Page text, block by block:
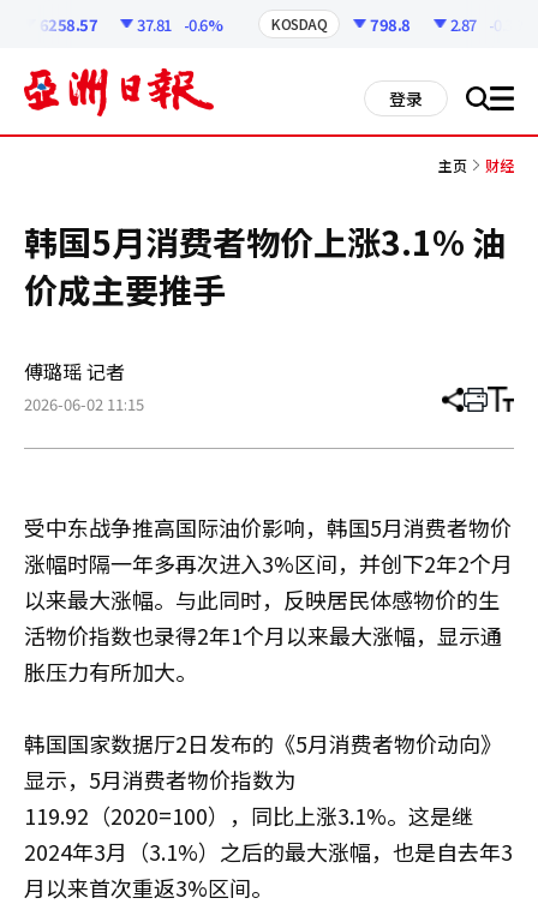
6258.57 37.81 -0.6% KOSDAQ 798.8 2.87 -0.36%
登录 搜 all
主页 财经
韩国5月消费者物价上涨3.1% 油
价成主要推手
傅璐瑶 记者
2026-06-02 11:15 分
章
打 调
小
受中东战争推高国际油价影响，韩国5月消费者物价
涨幅时隔一年多再次进入3%区间，并创下2年2个月
以来最大涨幅。与此同时，反映居民体感物价的生
活物价指数也录得2年1个月以来最大涨幅，显示通
胀压力有所加大。
韩国国家数据厅2日发布的《5月消费者物价动向》
显示，5月消费者物价指数为
119.92（2020=100），同比上涨3.1%。这是继
2024年3月（3.1%）之后的最大涨幅，也是自去年3
月以来首次重返3%区间。